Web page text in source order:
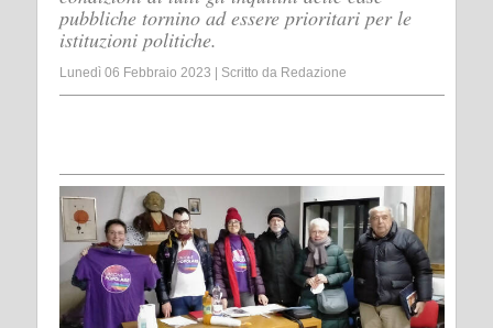
pubbliche tornino ad essere prioritari per le
istituzioni politiche.
Lunedì 06 Febbraio 2023 Scritto da Redazione